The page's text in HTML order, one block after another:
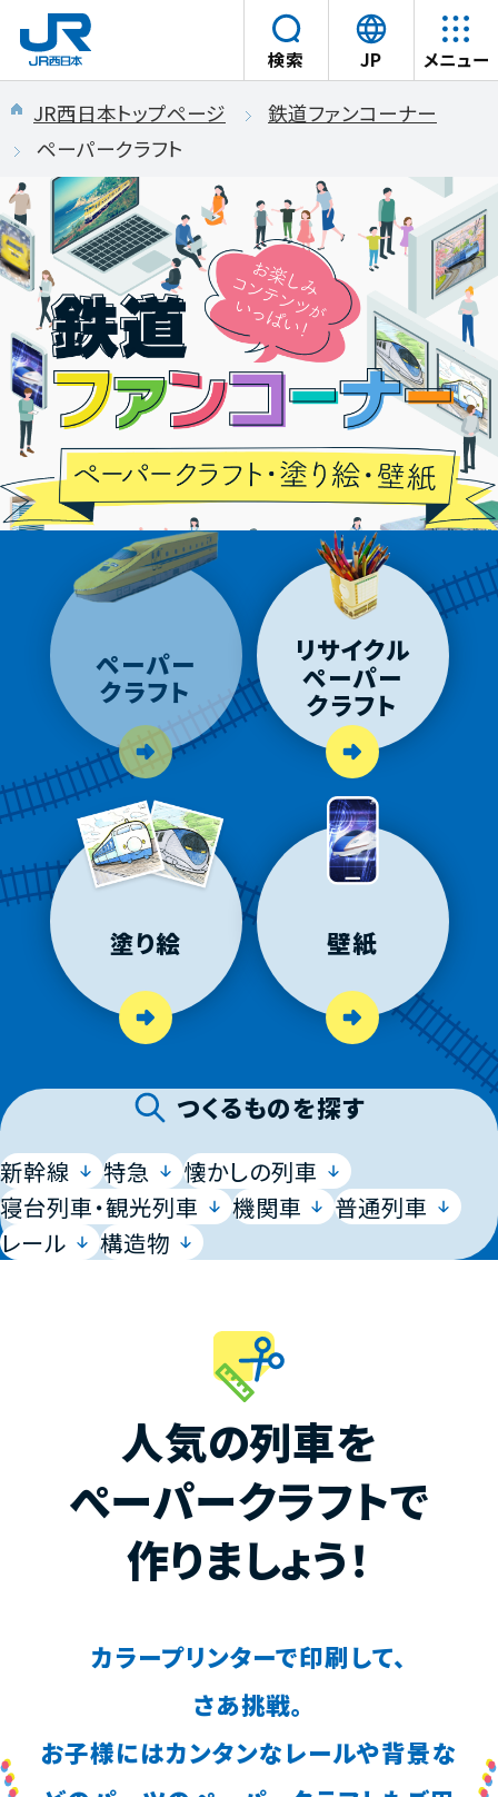
本文へスキップ
検索 JP
言
語
を
す
る
メニュー
JR西日本トップページ
鉄道ファンコーナー
ペーパークラフト
ー
パ
ー
ク
ラ
ペーパー
クラフト
リサイクル
ペーパー
クラフト
塗り絵 壁紙
つくるものを探す
新幹線 特急
懐かしの列車
寝台列車・観光列車
機関車
普通列車
レール
構造物
人気の列車を
ぺーパークラフトで
作りましょう！
カラープリンターで印刷して、
さあ挑戦。
お子様にはカンタンなレールや背景な